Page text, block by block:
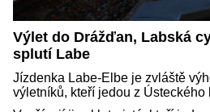
Výlet do Drážďan, Labská
splutí Labe
Jízdenka Labe-Elbe je zvláště
výletníků, kteří jedou z